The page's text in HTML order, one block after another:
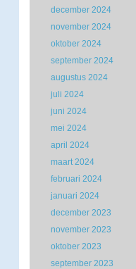
december 2024
november 2024
oktober 2024
september 2024
augustus 2024
juli 2024
juni 2024
mei 2024
april 2024
maart 2024
februari 2024
januari 2024
december 2023
november 2023
oktober 2023
september 2023